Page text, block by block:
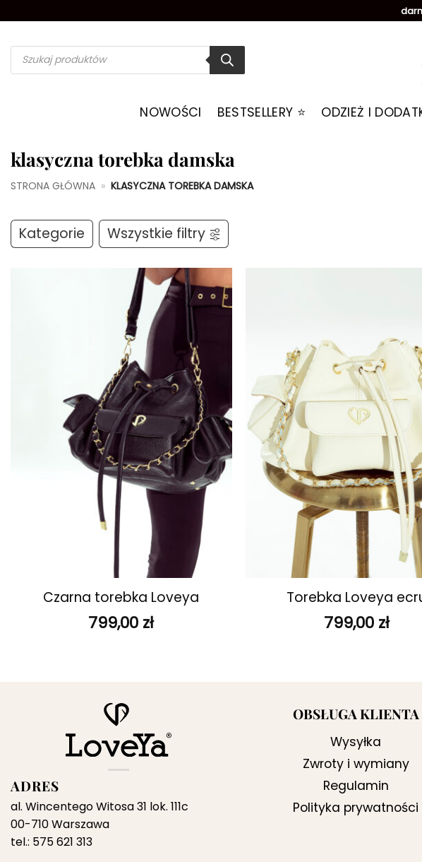
zawartości
Wyszukiwarka
produktów
NOWOŚCI BESTSELLERY ⭐️ ODZIEŻ I
klasyczna torebka damska
STRONA GŁÓWNA » KLASYCZNA TOREBKA DAMSKA
Kategorie Wszystkie filtry
Dodaj do
ulubionych
Czarna torebka Loveya
799,00 zł
Torebka Loveya
799,00 zł
ADRES
al. Wincentego Witosa 31 lok. 111c
00-710 Warszawa
tel.: 575 621 313
OBSŁUGA KLIENTA
Wysyłka
Zwroty i wymiany
Regulamin
Polityka prywatności